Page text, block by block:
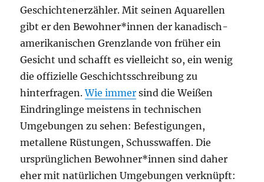
Geschichtenerzähler. Mit seinen Aquarellen
gibt er den Bewohner*innen der kanadisch-
amerikanischen Grenzlande von früher ein
Gesicht und schafft es vielleicht so, ein wenig
die offizielle Geschichtsschreibung zu
hinterfragen.Wie immer sind die Weißen
Eindringlinge meistens in technischen
Umgebungen zu sehen: Befestigungen,
metallene Rüstungen, Schusswaffen. Die
ursprünglichen Bewohner*innen sind daher
eher mit natürlichen Umgebungen verknüpft: